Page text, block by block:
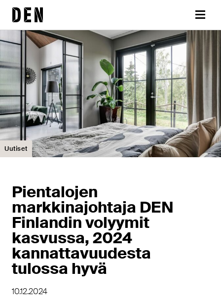
Siirry
sisältöön
DEN
Uutiset
Pientalojen
markkinajohtaja DEN
Finlandin volyymit
kasvussa, 2024
kannattavuudesta
tulossa hyvä
10.12.2024